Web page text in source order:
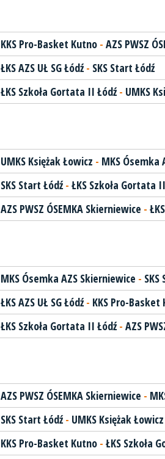
KKS Pro-Basket Kutno - AZS PWSZ
ŁKS AZS UŁ SG Łódź- SKS Start Łódź
ŁKS Szkoła Gortata II Łódź- UMKS
UMKS Księżak Łowicz - MKS Ósemka
SKS Start Łódź- ŁKS Szkoła Gortata
AZS PWSZ ÓSEMKA Skierniewice -
MKS Ósemka AZS Skierniewice -
ŁKS AZS UŁ SG Łódź- KKS Pro-Basket
ŁKS Szkoła Gortata II Łódź- AZS
AZS PWSZ ÓSEMKA Skierniewice -
SKS Start Łódź- UMKS Księżak Łowicz
KKS Pro-Basket Kutno - ŁKS Szkoła